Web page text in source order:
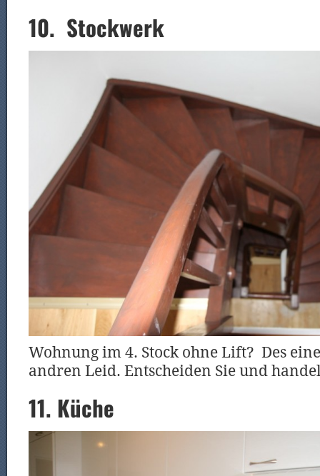
10. Stockwerk
Wohnung im 4. Stock ohne Lift? Des
andren Leid. Entscheiden Sie und
11. Küche